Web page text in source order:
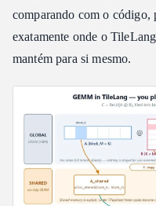
comparando com o código,
exatamente onde o
mantém para si mesmo.